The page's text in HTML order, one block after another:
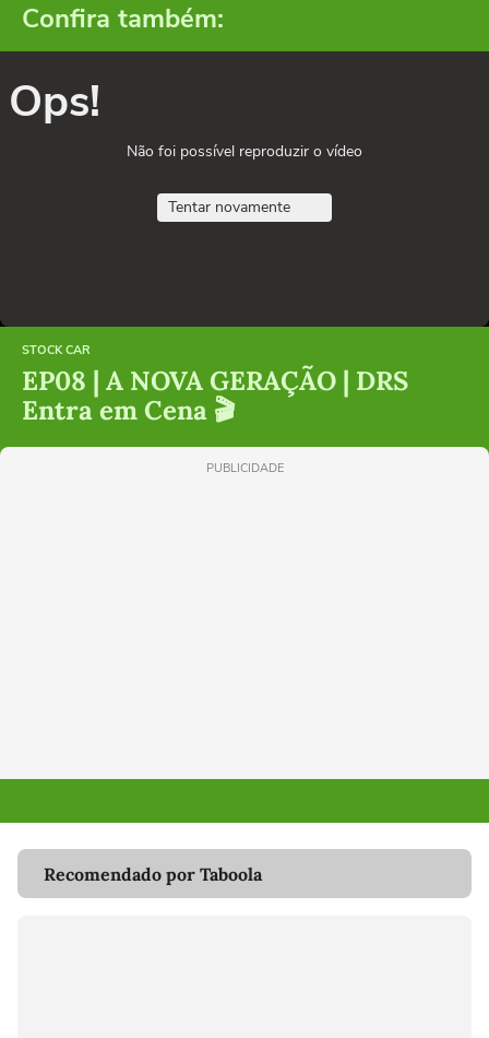
Confira também:
Ops!
Não foi possível reproduzir o vídeo
Tentar novamente
STOCK CAR
EP08 | A NOVA GERAÇÃO | DRS
Entra em Cena 🎬
PUBLICIDADE
Recomendado por Taboola